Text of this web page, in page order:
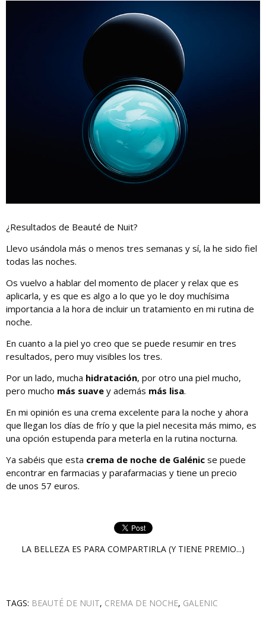
¿Resultados de Beauté de Nuit?
Llevo usándola más o menos tres semanas y sí, la he sido fiel
todas las noches.
Os vuelvo a hablar del momento de placer y relax que es
aplicarla, y es que es algo a lo que yo le doy muchísima
importancia a la hora de incluir un tratamiento en mi rutina de
noche.
En cuanto a la piel yo creo que se puede resumir en tres
resultados, pero muy visibles los tres.
Por un lado, mucha hidratación, por otro una piel mucho,
pero mucho más suave y además más lisa.
En mi opinión es una crema excelente para la noche y ahora
que llegan los días de frío y que la piel necesita más mimo, es
una opción estupenda para meterla en la rutina nocturna.
Ya sabéis que esta crema de noche de Galénic se puede
encontrar en farmacias y parafarmacias y tiene un precio
de unos 57 euros.
LA BELLEZA ES PARA COMPARTIRLA (Y TIENE PREMIO...)
TAGS: BEAUTÉ DE NUIT, CREMA DE NOCHE, GALENIC